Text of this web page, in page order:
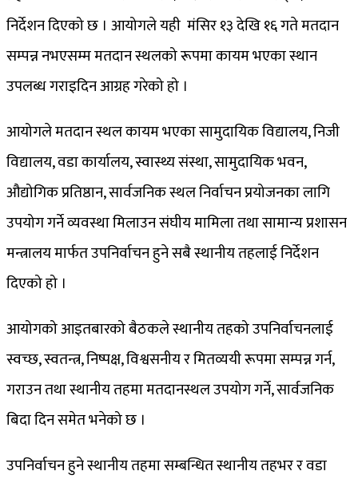
निर्देशन दिएको छ । आयोगले यही मंसिर १३ देखि १६ गते मतदान
सम्पन्न नभएसम्म मतदान स्थलको रूपमा कायम भएका स्थान
उपलब्ध गराइदिन आग्रह गरेको हो ।
आयोगले मतदान स्थल कायम भएका सामुदायिक विद्यालय, निजी
विद्यालय, वडा कार्यालय, स्वास्थ्य संस्था, सामुदायिक भवन,
औद्योगिक प्रतिष्ठान, सार्वजनिक स्थल निर्वाचन प्रयोजनका लागि
उपयोग गर्ने व्यवस्था मिलाउन संघीय मामिला तथा सामान्य प्रशासन
मन्त्रालय मार्फत उपनिर्वाचन हुने सबै स्थानीय तहलाई निर्देशन
दिएको हो ।
आयोगको आइतबारको बैठकले स्थानीय तहको उपनिर्वाचनलाई
स्वच्छ, स्वतन्त्र, निष्पक्ष, विश्वसनीय र मितव्ययी रूपमा सम्पन्न गर्न,
गराउन तथा स्थानीय तहमा मतदानस्थल उपयोग गर्ने, सार्वजनिक
बिदा दिन समेत भनेको छ ।
उपनिर्वाचन हुने स्थानीय तहमा सम्बन्धित स्थानीय तहभर र वडा